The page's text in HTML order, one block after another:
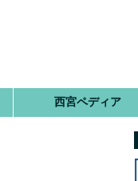
西宮ペディア